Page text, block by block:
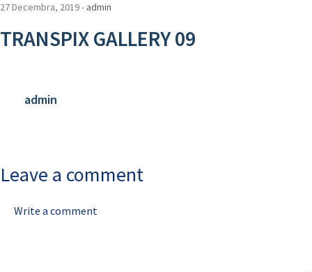
27 Decembra, 2019 - admin
TRANSPIX GALLERY 09
admin
Leave a comment